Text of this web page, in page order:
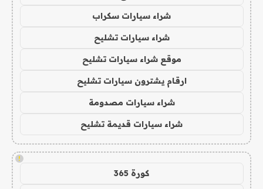
شراء سيارات سكراب
شراء سيارات تشليح
موقع شراء سيارات تشليح
ارقام يشترون سيارات تشليح
شراء سيارات مصدومة
شراء سيارات قديمة تشليح
!
كورة 365